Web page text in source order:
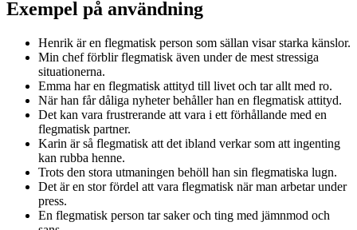
Exempel på användning
Henrik är en flegmatisk person som sällan visar starka känslor.
Min chef förblir flegmatisk även under de mest stressiga
situationerna.
Emma har en flegmatisk attityd till livet och tar allt med ro.
När han får dåliga nyheter behåller han en flegmatisk attityd.
Det kan vara frustrerande att vara i ett förhållande med en
flegmatisk partner.
Karin är så flegmatisk att det ibland verkar som att ingenting
kan rubba henne.
Trots den stora utmaningen behöll han sin flegmatiska lugn.
Det är en stor fördel att vara flegmatisk när man arbetar under
press.
En flegmatisk person tar saker och ting med jämnmod och